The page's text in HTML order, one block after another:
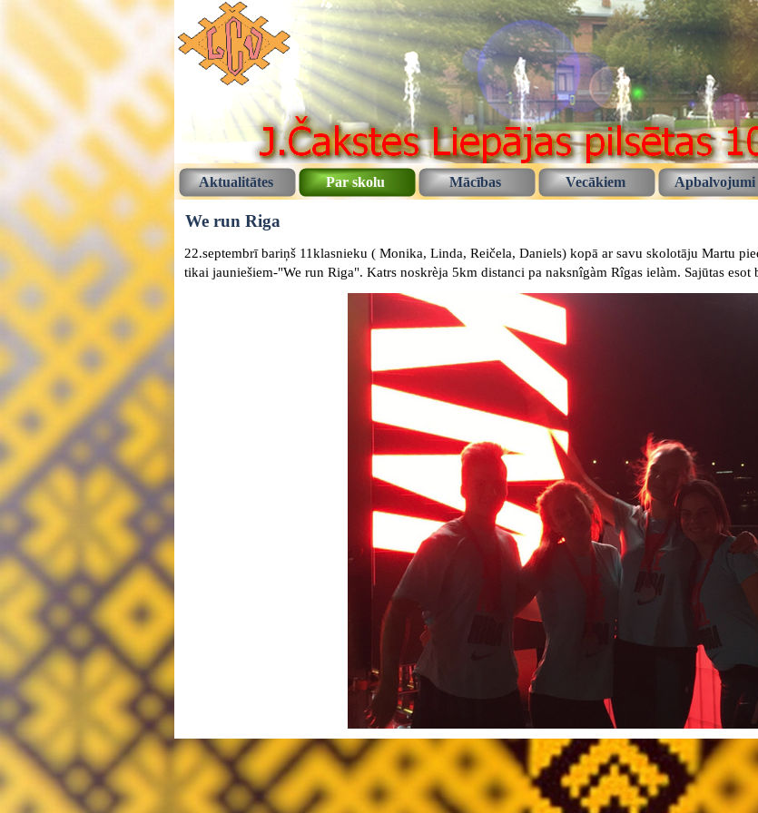
Aktualitātes Par skolu Mācības Vecākiem Apbalvojumi
We run Riga
22.septembrī bariņš 11klasnieku ( Monika, Linda, Reičela, Daniels) kopā ar savu skolotāju Martu
tikai jauniešiem-"We run Riga". Katrs noskrèja 5km distanci pa naksnîgàm Rîgas ielàm. Sajūtas esot